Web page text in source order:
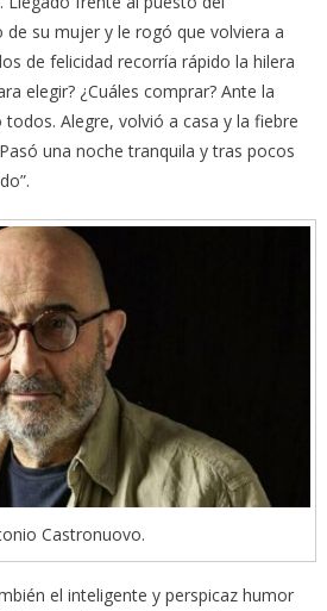
su mujer y le rogó que volviera a
de felicidad recorría rápido la hilera
elegir? ¿Cuáles comprar? Ante la
Alegre, volvió a casa y la fiebre
una noche tranquila y tras pocos
Castronuovo.
el inteligente y perspicaz humor